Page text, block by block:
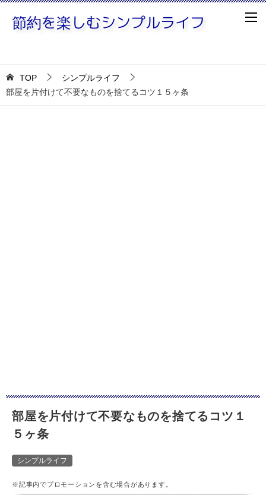
TOP
シンプルライフ
部屋を片付けて不要なものを捨てるコツ１５ヶ条
部屋を片付けて不要なものを捨てるコツ１
５ヶ条
シンプルライフ
※記事内でプロモーションを含む場合があります。